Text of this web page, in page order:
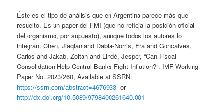
Éste es el tipo de análisis que en Argentina parece más que
resuelto. Es un paper del FMI (que no refleja la posición oficial
del organismo, por supuesto), aunque todos los autores lo
integran: Chen, Jiaqian and Dabla-Norris, Era and Goncalves,
Carlos and Jakab, Zoltan and Lindé, Jesper, “Can Fiscal
Consolidation Help Central Banks Fight Inflation?”. IMF Working
Paper No. 2023/260, Available at SSRN:
https://ssrn.com/abstract=4676933 or
http://dx.doi.org/10.5089/9798400261640.001